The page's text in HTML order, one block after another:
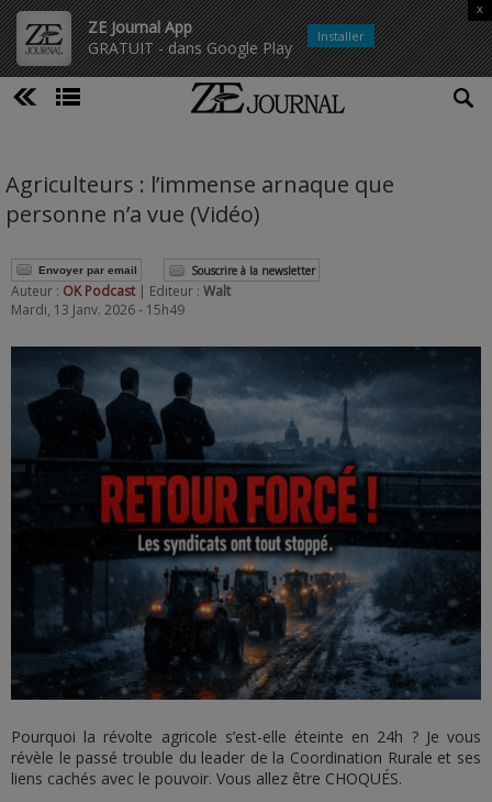
ZE Journal App
GRATUIT - dans Google Play
x
Installer
Agriculteurs : l’immense arnaque que
personne n’a vue (Vidéo)
Envoyer par email Souscrire à la newsletter
Auteur : OK Podcast | Editeur : Walt
Mardi, 13 Janv. 2026 - 15h49
Pourquoi la révolte agricole s’est-elle éteinte en 24h ? Je vous
révèle le passé trouble du leader de la Coordination Rurale et ses
liens cachés avec le pouvoir. Vous allez être CHOQUÉS.